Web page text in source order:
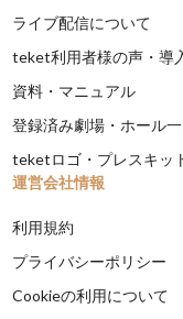
ライブ配信について
teket利用者様の声・導
資料・マニュアル
登録済み劇場・ホール
teketロゴ・プレスキッ
運営会社情報
利用規約
プライバシーポリシー
Cookieの利用について